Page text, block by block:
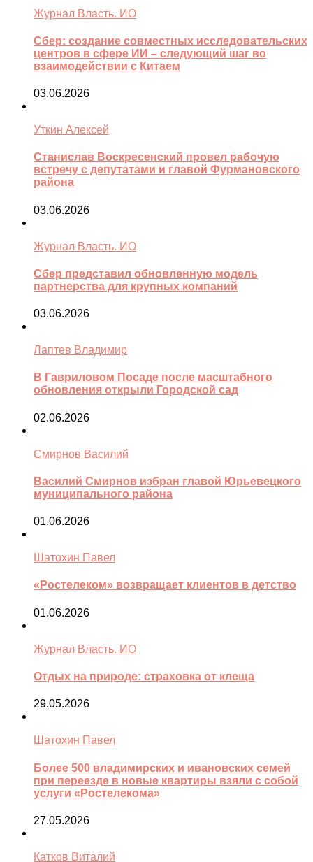
Журнал Власть. ИО
Сбер: создание совместных исследовательских
центров в сфере ИИ – следующий шаг во
взаимодействии с Китаем
03.06.2026
Уткин Алексей
Станислав Воскресенский провел рабочую
встречу с депутатами и главой Фурмановского
района
03.06.2026
Журнал Власть. ИО
Сбер представил обновленную модель
партнерства для крупных компаний
03.06.2026
Лаптев Владимир
В Гавриловом Посаде после масштабного
обновления открыли Городской сад
02.06.2026
Смирнов Василий
Василий Смирнов избран главой Юрьевецкого
муниципального района
01.06.2026
Шатохин Павел
«Ростелеком» возвращает клиентов в детство
01.06.2026
Журнал Власть. ИО
Отдых на природе: страховка от клеща
29.05.2026
Шатохин Павел
Более 500 владимирских и ивановских семей
при переезде в новые квартиры взяли с собой
услуги «Ростелекома»
27.05.2026
Катков Виталий